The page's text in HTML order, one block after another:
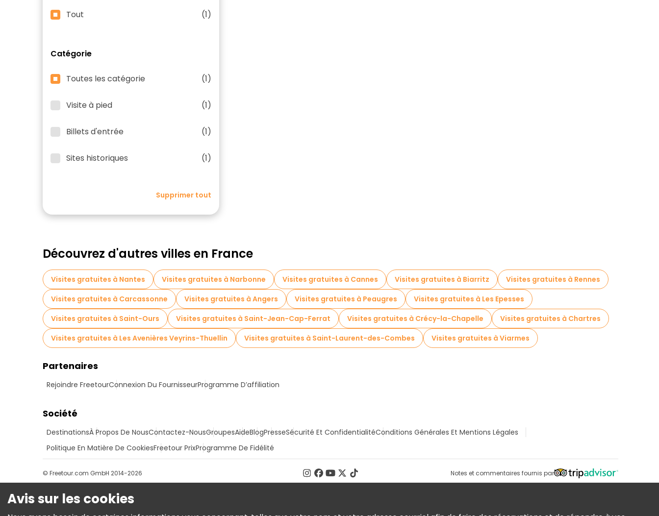
Tout (1)
Catégorie
Toutes les catégorie (1)
Visite à pied (1)
Billets d'entrée (1)
Sites historiques (1)
Supprimer tout
Découvrez d'autres villes en France
Visites gratuites à Nantes Visites gratuites à Narbonne Visites gratuites à Cannes Visites gratuites à Biarritz
Visites gratuites à Rennes
Visites gratuites à Carcassonne
Visites gratuites à Angers Visites gratuites à Peaugres
Visites gratuites à Les Epesses
Visites gratuites à Saint-Ours
Visites gratuites à Saint-Jean-Cap-Ferrat Visites gratuites à Crécy-la-Chapelle
Visites gratuites à Chartres
Visites gratuites à Les Avenières Veyrins-Thuellin
Visites gratuites à Saint-Laurent-des-Combes Visites gratuites à Viarmes
Partenaires
Rejoindre FreetourConnexion Du FournisseurProgramme D’affiliation
Société
DestinationsÀ Propos De NousContactez-NousGroupesAideBlogPresseSécurité Et ConfidentialitéConditions Générales Et Mentions Légales
Politique En Matière De CookiesFreetour PrixProgramme De Fidélité
Notes et commentaires fournis par
© Freetour.com GmbH 2014-2026
Avis sur les cookies